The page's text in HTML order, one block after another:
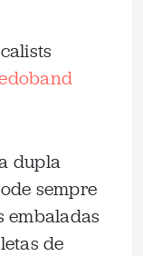
dupla
sempre
embaladas
de